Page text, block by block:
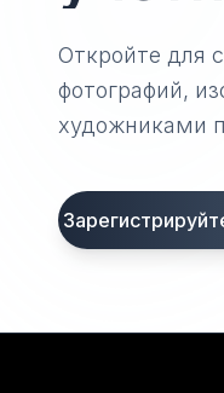
Откройте для
фотографий,
художниками